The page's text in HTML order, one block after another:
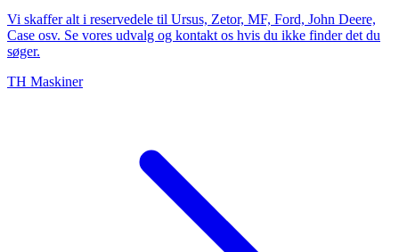
Vi skaffer alt i reservedele til Ursus, Zetor, MF, Ford, John Deere,
Case osv. Se vores udvalg og kontakt os hvis du ikke finder det du
søger.
TH Maskiner